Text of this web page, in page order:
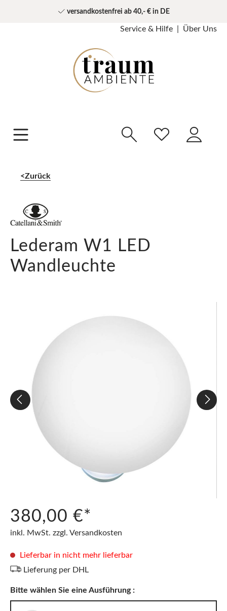
versandkostenfrei ab 40,- € in DE
Service & Hilfe Über Uns
Zurück
Lederam W1 LED
Wandleuchte
380,00 €*
inkl. MwSt. zzgl. Versandkosten
Lieferbar in nicht mehr lieferbar
Lieferung per DHL
Bitte wählen Sie eine Ausführung :